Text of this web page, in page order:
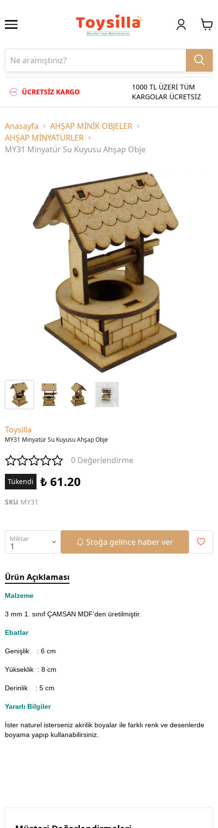
ÜCRETSİZ KARGO
1000 TL ÜZERİ TÜM
KARGOLAR ÜCRETSİZ
Anasayfa
AHŞAP MİNİK OBJELER
AHŞAP MİNYATÜRLER
MY31 Minyatür Su Kuyusu Ahşap Obje
Toysilla
MY31 Minyatür Su Kuyusu Ahşap Obje
0 Değerlendirme
Tükendi ₺ 61.20
SKU MY31
Miktar Stoğa gelince haber ver
Ürün Açıklaması
Malzeme
3 mm 1. sınıf ÇAMSAN MDF'den üretilmiştir.
Ebatlar
Genişlik : 6 cm
Yükseklik : 8 cm
Derinlik : 5 cm
Yararlı Bilgiler
İster naturel isterseniz akrilik boyalar ile farklı renk ve desenlerde
boyama yapıp kullanabilirsiniz.